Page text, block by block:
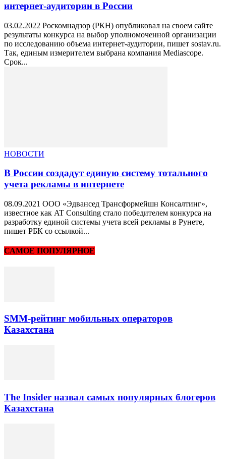
интернет-аудитории в России
03.02.2022 Роскомнадзор (РКН) опубликовал на своем сайте
результаты конкурса на выбор уполномоченной организации
по исследованию объема интернет-аудитории, пишет sostav.ru.
Так, единым измерителем выбрана компания Mediascope.
Срок...
НОВОСТИ
В России создадут единую систему тотального
учета рекламы в интернете
08.09.2021 ООО «Эдвансед Трансформейшн Консалтинг»,
известное как AT Consulting стало победителем конкурса на
разработку единой системы учета всей рекламы в Рунете,
пишет РБК со ссылкой...
САМОЕ ПОПУЛЯРНОЕ
SMM-рейтинг мобильных операторов
Казахстана
The Insider назвал самых популярных блогеров
Казахстана